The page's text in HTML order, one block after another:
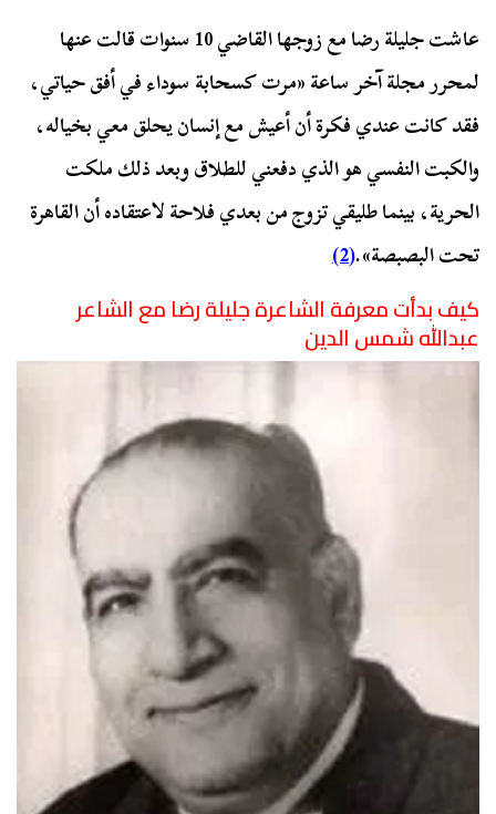
عاشت جليلة رضا مع زوجها القاضي 10 سنوات قالت عنها
لمحرر مجلة آخر ساعة «مرت كسحابة سوداء في أفق حياتي،
فقد كانت عندي فكرة أن أعيش مع إنسان يحلق معي بخياله،
والكبت النفسي هو الذي دفعني للطلاق وبعد ذلك ملكت
الحرية، بينما طليقي تزوج من بعدي فلاحة لاعتقاده أن القاهرة
تحت البصبصة».(2)
كيف بدأت معرفة الشاعرة جليلة رضا مع الشاعر
عبدالله شمس الدين